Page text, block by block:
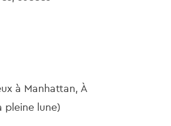
à Manhattan, À
pleine lune)